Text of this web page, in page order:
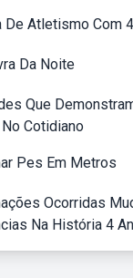
De Atletismo Com
Da Noite
Que
Cotidiano
Pes Em Metros
Ocorridas
Na História 4